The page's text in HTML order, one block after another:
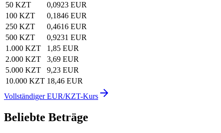
50 KZT
0,0923 EUR
100 KZT
0,1846 EUR
250 KZT
0,4616 EUR
500 KZT
0,9231 EUR
1.000 KZT
1,85 EUR
2.000 KZT
3,69 EUR
5.000 KZT
9,23 EUR
10.000 KZT 18,46 EUR
Vollständiger EUR/KZT-Kurs
Beliebte Beträge